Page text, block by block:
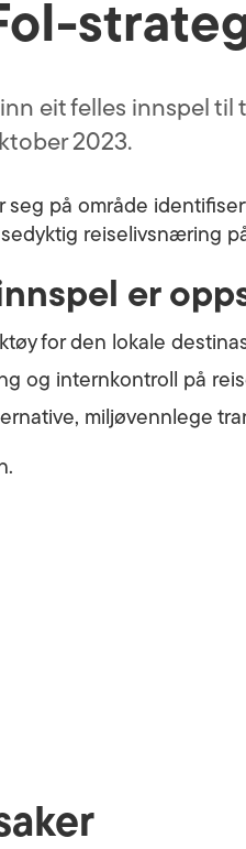
eit felles innspel til
2023.
på område
reiselivsnæring
er
for den lokale
og internkontroll på
miljøvennlege